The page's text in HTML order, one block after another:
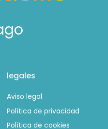
legales
Aviso legal
Política de privacidad
Política de cookies